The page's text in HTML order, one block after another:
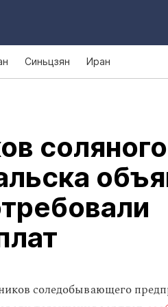
Синьцзян Иран
соляного
соледобывающего